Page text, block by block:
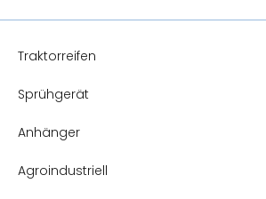
Traktorreifen
Sprühgerät
Anhänger
Agroindustriell